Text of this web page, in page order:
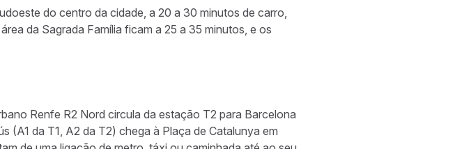
do centro da cidade, a 20 a 30 minutos de carro,
da Sagrada Família ficam a 25 a 35 minutos, e os
Renfe R2 Nord circula da estação T2 para Barcelona
(A1 da T1, A2 da T2) chega à Plaça de Catalunya em